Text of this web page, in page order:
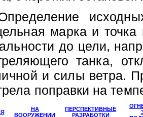
ная марка и точка
до цели,
тан­ка,
и силы ветра.
поправки на
НА
ВООРУЖЕНИИ
ПЕРСПЕКТИВНЫЕ
РАЗРАБОТКИ